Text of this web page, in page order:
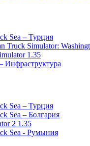
Sea – Турция
Truck Simulator:
1.35
Инфраструктура
Sea – Турция
Sea – Болгария
2 1.35
Sea - Румыния